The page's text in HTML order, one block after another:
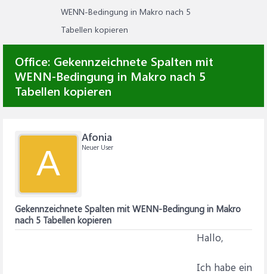
WENN-Bedingung in Makro nach 5
Tabellen kopieren
Office: Gekennzeichnete Spalten mit
WENN-Bedingung in Makro nach 5
Tabellen kopieren
A
Afonia
Neuer User
Gekennzeichnete Spalten mit WENN-Bedingung in Makro
nach 5 Tabellen kopieren
Hallo,
Ich habe ein